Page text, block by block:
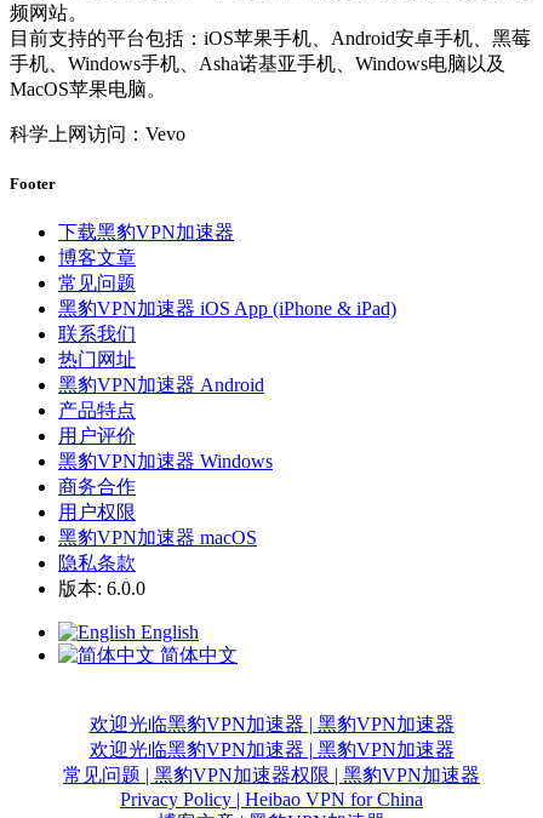
频网站。
目前支持的平台包括：iOS苹果手机、Android安卓手机、黑莓
手机、Windows手机、Asha诺基亚手机、Windows电脑以及
MacOS苹果电脑。
科学上网访问：Vevo
Footer
下载黑豹VPN加速器
博客文章
常见问题
黑豹VPN加速器 iOS App (iPhone & iPad)
联系我们
热门网址
黑豹VPN加速器 Android
产品特点
用户评价
黑豹VPN加速器 Windows
商务合作
用户权限
黑豹VPN加速器 macOS
隐私条款
版本: 6.0.0
English
简体中文
欢迎光临黑豹VPN加速器 | 黑豹VPN加速器
欢迎光临黑豹VPN加速器 | 黑豹VPN加速器
常见问题 | 黑豹VPN加速器权限 | 黑豹VPN加速器
Privacy Policy | Heibao VPN for China